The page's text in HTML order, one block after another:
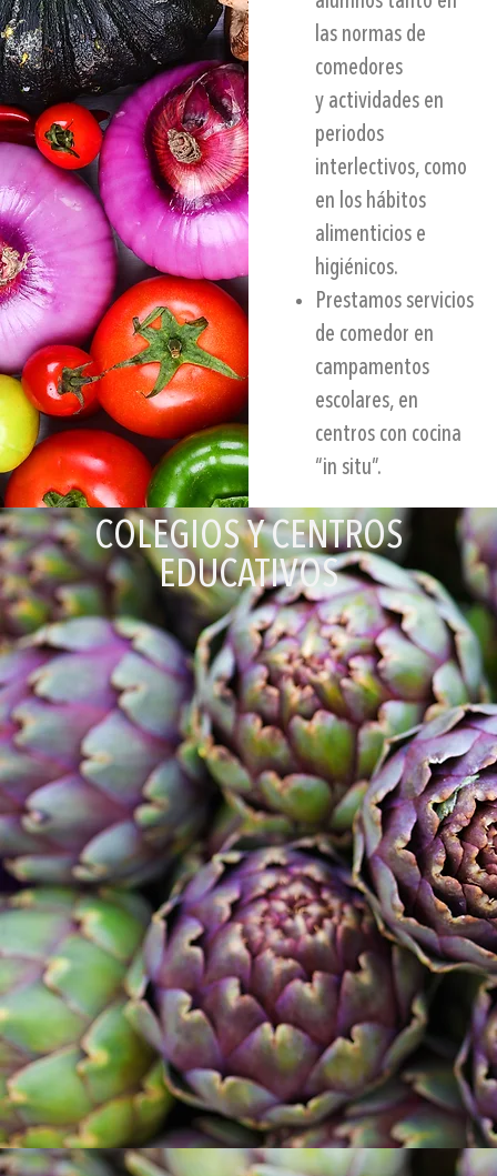
las normas de
comedores
y actividades en
periodos
interlectivos, como
en los hábitos
alimenticios e
higiénicos.
Prestamos servicios
de comedor en
campamentos
escolares, en
centros con cocina
“in situ”.
COLEGIOS Y CENTROS
EDUCATIVOS